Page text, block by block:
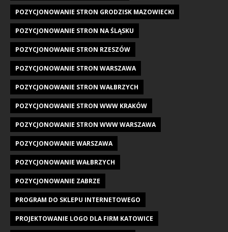
POZYCJONOWANIE STRON GRODZISK MAZOWIECKI
POZYCJONOWANIE STRON NA ŚLĄSKU
POZYCJONOWANIE STRON RZESZÓW
POZYCJONOWANIE STRON WARSZAWA
POZYCJONOWANIE STRON WAŁBRZYCH
POZYCJONOWANIE STRON WWW KRAKÓW
POZYCJONOWANIE STRON WWW WARSZAWA
POZYCJONOWANIE WARSZAWA
POZYCJONOWANIE WAŁBRZYCH
POZYCJONOWANIE ZABRZE
PROGRAM DO SKLEPU INTERNETOWEGO
PROJEKTOWANIE LOGO DLA FIRM KATOWICE